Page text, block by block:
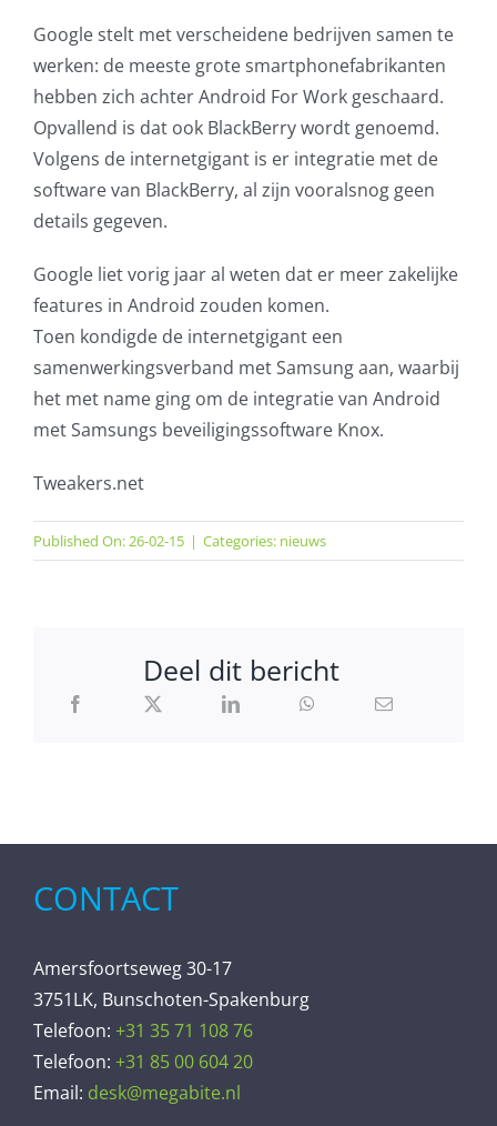
Google stelt met verscheidene bedrijven samen te
werken: de meeste grote smartphonefabrikanten
hebben zich achter Android For Work geschaard.
Opvallend is dat ook BlackBerry wordt genoemd.
Volgens de internetgigant is er integratie met de
software van BlackBerry, al zijn vooralsnog geen
details gegeven.
Google liet vorig jaar al weten dat er meer zakelijke
features in Android zouden komen.
Toen kondigde de internetgigant een
samenwerkingsverband met Samsung aan, waarbij
het met name ging om de integratie van Android
met Samsungs beveiligingssoftware Knox.
Tweakers.net
Published On: 26-02-15 | Categories: nieuws
Deel dit bericht
CONTACT
Amersfoortseweg 30-17
3751LK, Bunschoten-Spakenburg
Telefoon: +31 35 71 108 76
Telefoon: +31 85 00 604 20
Email: desk@megabite.nl